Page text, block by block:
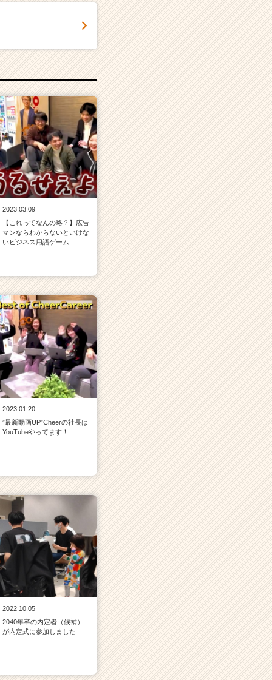
2023.03.09
【これってなんの略？】広告
マンならわからないといけな
いビジネス用語ゲーム
2023.01.20
”最新動画UP”Cheerの社長は
YouTubeやってます！
2022.10.05
2040年卒の内定者（候補）
が内定式に参加しました